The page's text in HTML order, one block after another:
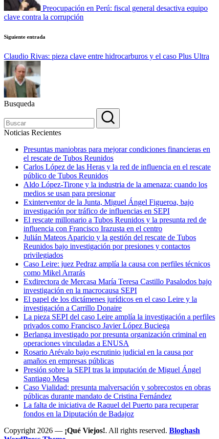
Preocupación en Perú: fiscal general desactiva equipo
clave contra la corrupción
Siguiente entrada
Claudio Rivas: pieza clave entre hidrocarburos y el caso Plus Ultra
Busqueda
Noticias Recientes
Presuntas maniobras para mejorar condiciones financieras en
el rescate de Tubos Reunidos
Carlos López de las Heras y la red de influencia en el rescate
público de Tubos Reunidos
Aldo López-Tirone y la industria de la amenaza: cuando los
medios se usan para presionar
Exinterventor de la Junta, Miguel Ángel Figueroa, bajo
investigación por tráfico de influencias en SEPI
El rescate millonario a Tubos Reunidos y la presunta red de
influencia con Francisco Irazusta en el centro
Julián Mateos Aparicio y la gestión del rescate de Tubos
Reunidos bajo investigación por presiones y contactos
privilegiados
Caso Leire: juez Pedraz amplía la causa con perfiles técnicos
como Mikel Arrarás
Exdirectora de Mercasa María Teresa Castillo Pasalodos bajo
investigación en la macrocausa SEPI
El papel de los dictámenes jurídicos en el caso Leire y la
investigación a Carrillo Donaire
La pieza SEPI del caso Leire amplía la investigación a perfiles
privados como Francisco Javier López Buciega
Berlanga investigado por presunta organización criminal en
operaciones vinculadas a ENUSA
Rosario Arévalo bajo escrutinio judicial en la causa por
amaños en empresas públicas
Presión sobre la SEPI tras la imputación de Miguel Ángel
Santiago Mesa
Caso Vialidad: presunta malversación y sobrecostos en obras
públicas durante mandato de Cristina Fernández
La falta de iniciativa de Raquel del Puerto para recuperar
fondos en la Diputación de Badajoz
Copyright 2026 — ¡Qué Viejos!. All rights reserved. Bloghash